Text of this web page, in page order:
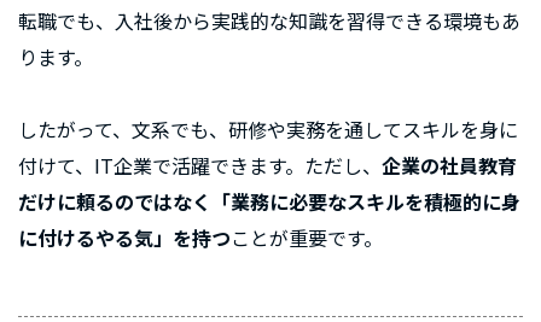
転職でも、入社後から実践的な知識を習得できる環境もあ
ります。
したがって、文系でも、研修や実務を通してスキルを身に
付けて、IT企業で活躍できます。ただし、 企業の社員教育
だけに頼るのではなく「業務に必要なスキルを積極的に身
に付けるやる気」を持つことが重要です。